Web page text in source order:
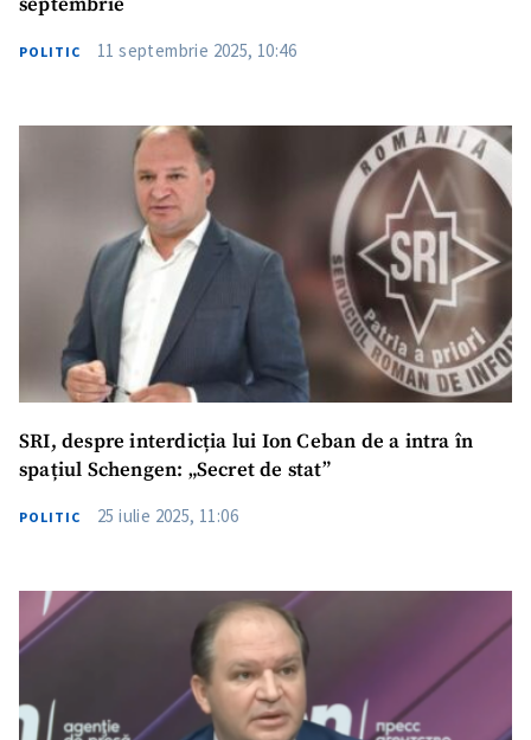
POLITIC 11 septembrie 2025, 10:46
SRI, despre interdicția lui Ion Ceban de a intra în
spațiul Schengen: „Secret de stat”
POLITIC 25 iulie 2025, 11:06